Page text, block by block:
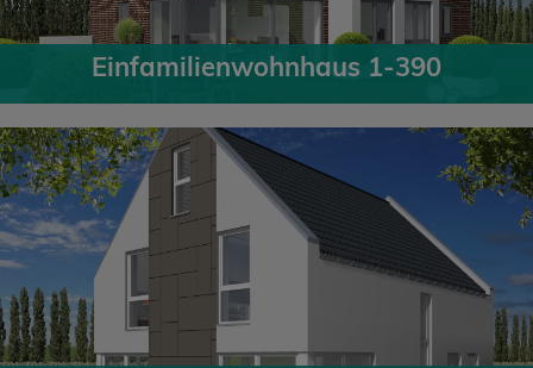
Einfamilienwohnhaus 1-390